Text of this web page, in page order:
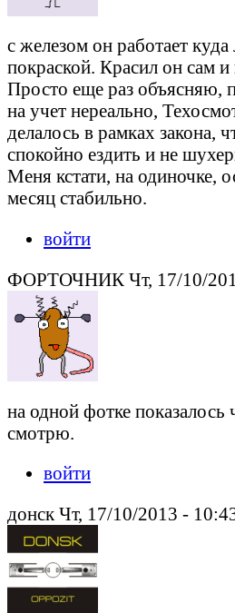
с железом он работает
покраской. Красил он сам и
Просто еще раз объясняю,
на учет нереально,
делалось в рамках закона,
спокойно ездить и не
Меня кстати, на одиночке,
месяц стабильно.
войти
ФОРТОЧНИК Чт, 17/10/
на одной фотке показалось
смотрю.
войти
донск Чт, 17/10/2013 -